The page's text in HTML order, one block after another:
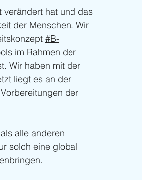
verändert hat und das
der Menschen. Wir
#B-
im Rahmen der
Wir haben mit der
liegt es an der
der
alle anderen
solch eine global